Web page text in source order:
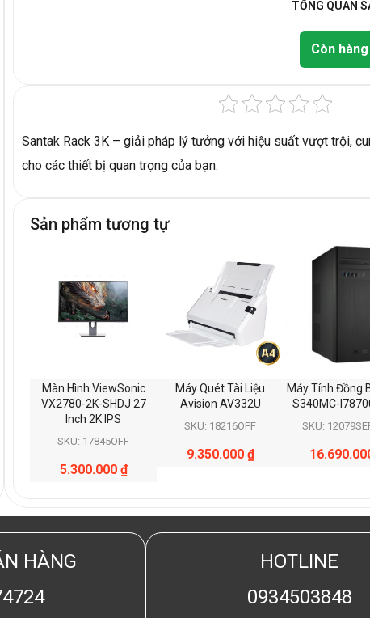
TỔNG QUAN
Còn hàng
Santak Rack 3K – giải pháp lý tưởng với hiệu suất vượt trội,
cho các thiết bị quan trọng của bạn.
Sản phẩm tương tự
Màn Hình ViewSonic
VX2780-2K-SHDJ 27
Inch 2K IPS
SKU: 17845OFF
5.300.000 ₫
Máy Quét Tài Liệu
Avision AV332U
SKU: 18216OFF
9.350.000 ₫
Máy Tính Đồng
S340MC-
SKU:
HÀNG
HOTLINE
0934503848